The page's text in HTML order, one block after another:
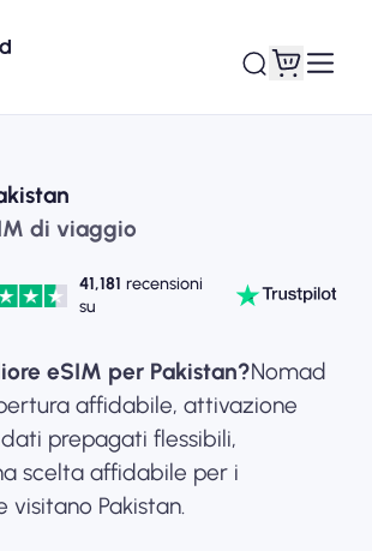
di viaggio
41,181 recensioni
su
eSIM per Pakistan?Nomad
affidabile, attivazione
prepagati flessibili,
scelta affidabile per i
visitano Pakistan.